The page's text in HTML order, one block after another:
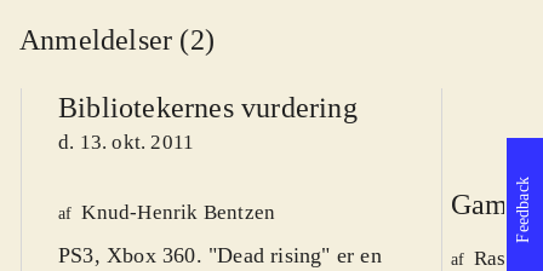
Anmeldelser (2)
Bibliotekernes vurdering
d. 13. okt. 2011
af Knud-Henrik Bentzen
PS3, Xbox 360. "Dead rising" er en
Game
af
Feedback